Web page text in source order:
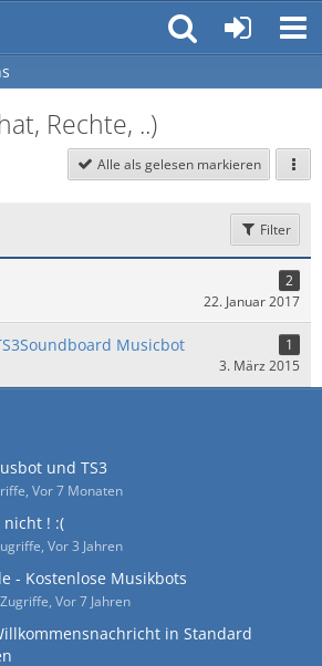
Rechte, ..)
Alle als gelesen markieren
Filter
2
22. Januar 2017
Musicbot
1
3. März 2015
und TS3
Vor 7 Monaten
! :(
Vor 3 Jahren
- Kostenlose Musikbots
Vor 7 Jahren
in Standard